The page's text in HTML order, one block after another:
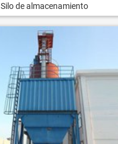
Silo de almacenamiento